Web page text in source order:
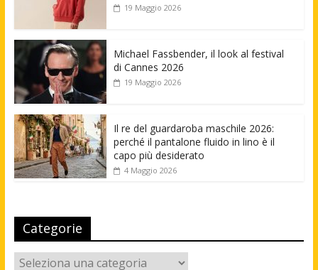
19 Maggio 2026
Michael Fassbender, il look al festival
di Cannes 2026
19 Maggio 2026
Il re del guardaroba maschile 2026:
perché il pantalone fluido in lino è il
capo più desiderato
4 Maggio 2026
Categorie
Categorie